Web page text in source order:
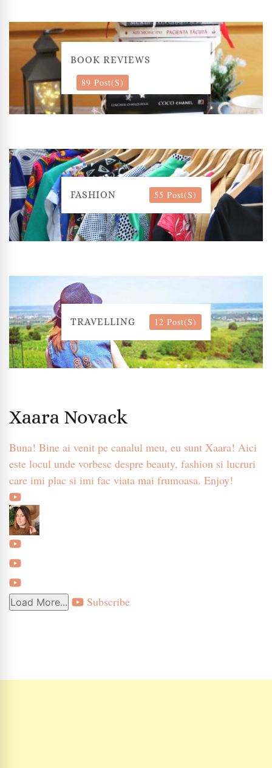
BOOK REVIEWS
89 Post(s)
FASHION 55 Post(s)
TRAVELLING 12 Post(s)
Xaara Novack
Buna! Bine ai venit pe canalul meu, eu sunt Xaara! Aici
este locul unde vorbesc despre beauty, fashion si lucruri
care imi plac si imi fac viata mai frumoasa. Enjoy!
Load More... Subscribe